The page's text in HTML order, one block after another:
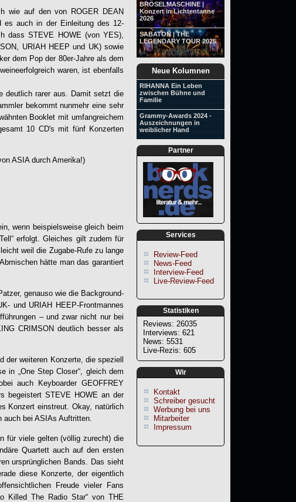
BRÖSELMASCHINE |
Konzert in Lichtentanne
2026
SABATON | THE
LEGENDARY TOUR 2025
Neue Kolumnen
RIHANNA Ein Leben
zwischen Bühne und
Familie
Grammy-Awards 2024 -
Auszeichnungen in
weiblicher Hand
Partner
Services
Review-Feed
News-Feed
Interview-Feed
Live-Review-Feed
Statistiken
Reviews: 26035
Interviews: 621
News: 5531
Live-Rezis: 605
Wir
Kontakt
Schreiber gesucht
Werbung bei uns
Mitarbeiter
Impressum
wie auf den von ROGER DEAN
es auch in der Einleitung des 12-
dass STEVE HOWE (von YES),
URIAH HEEP und UK) sowie
dem Pop der 80er-Jahre als dem
waren, ist ebenfalls
deutlich rarer aus. Damit setzt die
bekommt nunmehr eine sehr
Booklet mit umfangreichem
10 CD's mit fünf Konzerten
ASIA durch Amerika!)
wenn beispielsweise gleich beim
erfolgt. Gleiches gilt zudem für
weil die Zugabe-Rufe zu lange
hätte man das garantiert
genauso wie die Background-
und URIAH HEEP-Frontmannes
– und zwar nicht nur bei
CRIMSON deutlich besser als
der weiteren Konzerte, die speziell
in „One Step Closer“, gleich dem
auch Keyboarder GEOFFREY
begeistert STEVE HOWE an der
Konzert einstreut. Okay, natürlich
auch bei ASIAs Auftritten.
für viele gelten (völlig zurecht) die
Quartett auch auf den ersten
ursprünglichen Bands. Das sieht
diese Konzerte, der eigentlich
Freude vieler Fans
Killed The Radio Star“ von THE